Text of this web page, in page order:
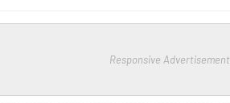
Responsive Advertisement